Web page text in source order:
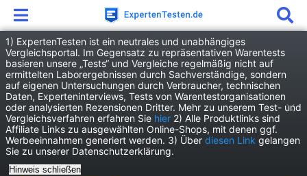
Garten Gartenbau Gartenzaun
Gartenzaun Test 2026 •
Die 8 besten
Gartenzäune im
1) ExpertenTesten ist ein neutrales und unabhängiges
Vergleichsportal. Im Gegensatz zu repräsentativen Warentests
basieren unsere „Tests“ und Vergleiche regelmäßig nicht auf
ermittelten Laborergebnissen durch Sachverständige, sondern
auf eigenen Untersuchungen durch Verbraucher, technischen
Daten, Experteninterviews, Tests von Warentestorganisationen
oder analysierten Rezensionen Dritter. Mehr zu unserem Test- und
Vergleichsverfahren erfahren Sie hier 2) Alle Produktlinks sind
Affiliate Links zu ausgewählten Online-Shops, mit denen ggf.
Werbeeinnahmen generiert werden. 3) Über diesen Link gelangen
Sie zu unserer Datenschutzerklärung.
Hinweis schließen